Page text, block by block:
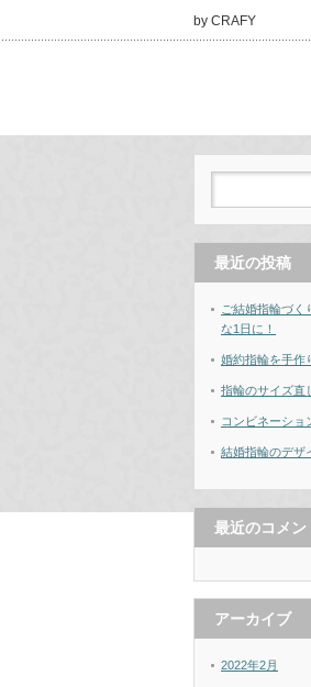
by CRAFY
最近の投稿
ご結婚指輪づく
な1日に！
婚約指輪を手作
指輪のサイズ直
コンビネーショ
結婚指輪のデザ
最近のコメン
アーカイブ
2022年2月